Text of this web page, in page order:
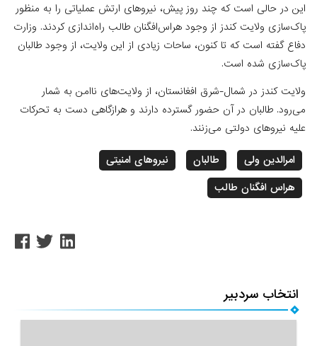
این در حالی است که چند روز پیش، نیروهای ارتش عملیاتی را به منظور
پاک‌سازی ولایت کندز از وجود هراس‌افگنان طالب راه‌اندازی کردند. وزارت
دفاع گفته است که تا کنون، ساحات زیادی از این ولایت، از وجود طالبان
پاک‌سازی شده است.
ولایت کندز در شمال-شرق افغانستان، از ولایت‌های ناامن به شمار
می‌رود. طالبان در آن حضور گسترده دارند و هرازگاهی دست به تحرکات
علیه نیروهای دولتی می‌زنند.
امرالدین ولی طالبان
نیروهای امنیتی
هراس افگنان طالب
انتخاب سردبیر